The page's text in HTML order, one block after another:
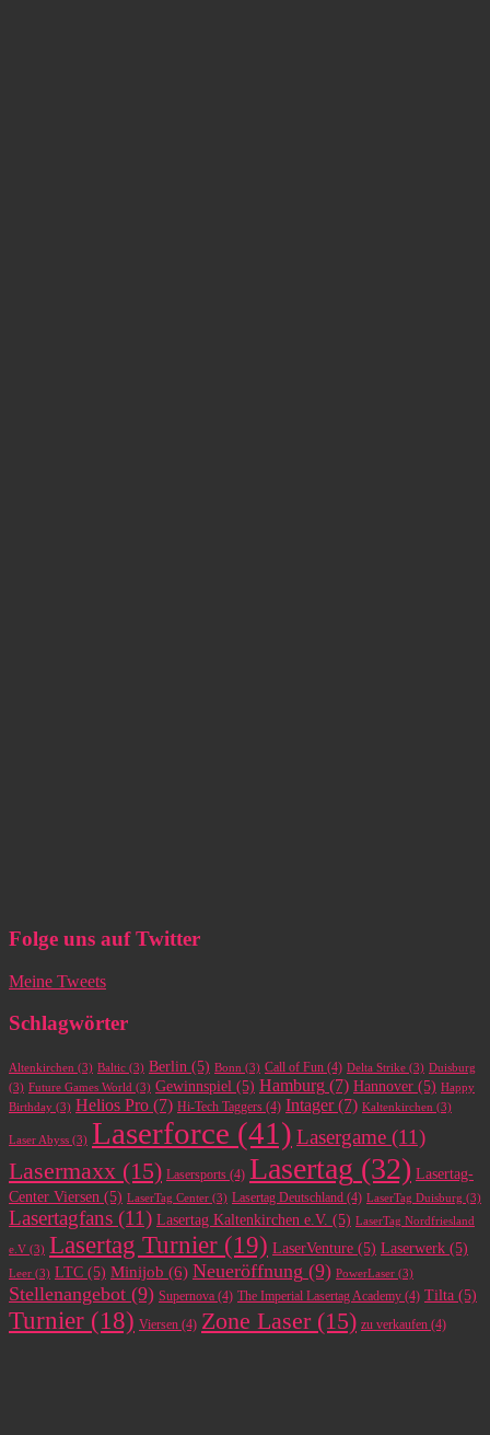
Folge uns auf Twitter
Meine Tweets
Schlagwörter
Altenkirchen (3) Baltic (3) Berlin (5) Bonn (3) Call of Fun (4) Delta Strike (3) Duisburg
(3) Future Games World (3) Gewinnspiel (5) Hamburg (7) Hannover (5) Happy
Birthday (3) Helios Pro (7) Hi-Tech Taggers (4) Intager(7) Kaltenkirchen (3)
Laser Abyss (3) Laserforce (41) Lasergame (11)
Lasermaxx (15) Lasersports (4) Lasertag (32) Lasertag-
Center Viersen (5) LaserTag Center (3) Lasertag Deutschland (4) LaserTag Duisburg (3)
Lasertagfans (11) Lasertag Kaltenkirchen e.V. (5) LaserTag Nordfriesland
e.V (3) Lasertag Turnier (19) LaserVenture (5) Laserwerk (5)
Leer (3) LTC (5) Minijob (6) Neueröffnung (9) PowerLaser (3)
Stellenangebot (9) Supernova (4) The Imperial Lasertag Academy (4) Tilta (5)
Turnier (18) Viersen (4) Zone Laser(15) zu verkaufen (4)